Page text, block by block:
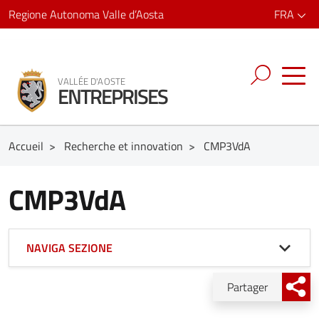
Regione Autonoma Valle d’Aosta FRA
VALLÉE D'AOSTE
ENTREPRISES
Accueil > Recherche et innovation > CMP3VdA
CMP3VdA
Partager
NAVIGA SEZIONE